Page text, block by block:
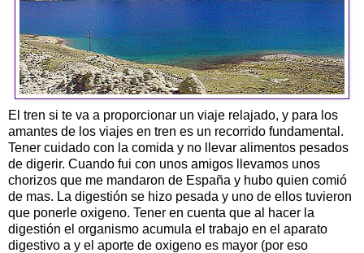
El tren si te va a proporcionar un viaje relajado, y para los
amantes de los viajes en tren es un recorrido fundamental.
Tener cuidado con la comida y no llevar alimentos pesados
de digerir. Cuando fui con unos amigos llevamos unos
chorizos que me mandaron de España y hubo quien comió
de mas. La digestión se hizo pesada y uno de ellos tuvieron
que ponerle oxigeno. Tener en cuenta que al hacer la
digestión el organismo acumula el trabajo en el aparato
digestivo a y el aporte de oxigeno es mayor (por eso